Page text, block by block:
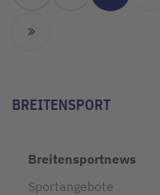
BREITENSPORT
Breitensportnews
Sportangebote